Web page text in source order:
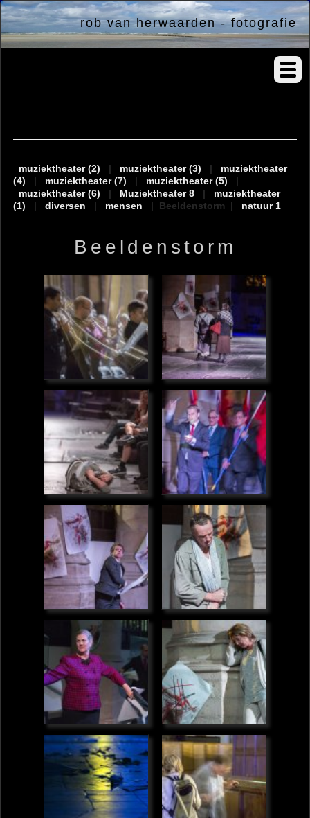
rob van herwaarden - fotografie
muziektheater (2) | muziektheater (3) |
muziektheater
(4)
| muziektheater (7) | muziektheater (5)
|
muziektheater (6)
| Muziektheater 8 |
muziektheater
(1)
| diversen | mensen | Beeldenstorm | natuur 1
Beeldenstorm